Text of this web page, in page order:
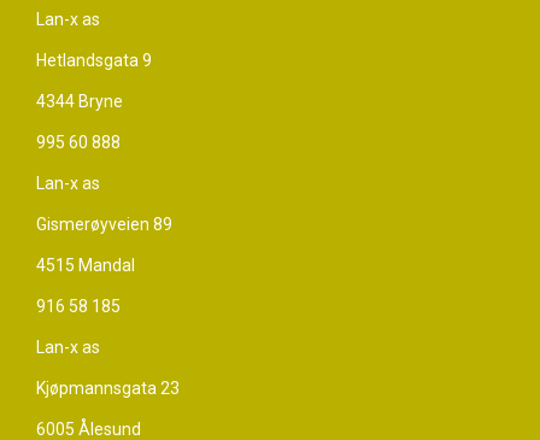
Lan-x as
Hetlandsgata 9
4344 Bryne
995 60 888
Lan-x as
Gismerøyveien 89
4515 Mandal
916 58 185
Lan-x as
Kjøpmannsgata 23
6005 Ålesund